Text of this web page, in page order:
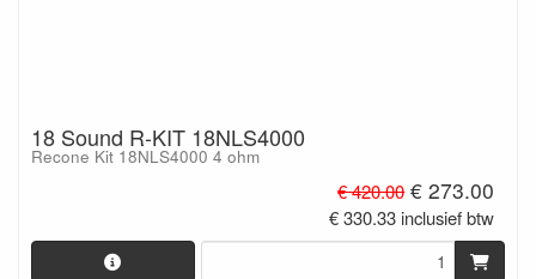
18 Sound R-KIT 18NLS4000
Recone Kit 18NLS4000 4 ohm
€ 420.00 € 273.00
€ 330.33 inclusief btw